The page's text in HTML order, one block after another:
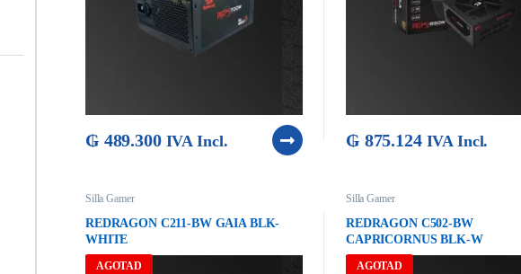
₲ 489.300 IVA Incl. ₲ 875.124 IVA Incl.
AGOTAD
Silla Gamer
REDRAGON C211-BW GAIA BLK-
WHITE
AGOTAD
Silla Gamer
REDRAGON C502-BW
CAPRICORNUS BLK-W